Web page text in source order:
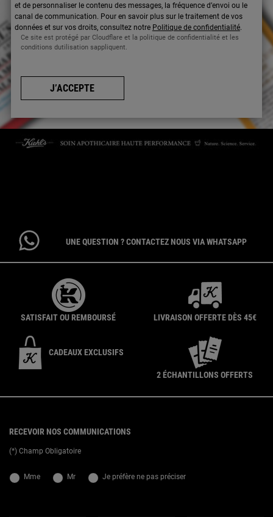
et de personnaliser le contenu des messages, la fréquence d’envoi ou le
canal de communication. Pour en savoir plus sur le traitement de vos
données et sur vos droits, consultez notre Politique de confidentialité.
Ce site est protégé par Cloudflare et la politique de confidentialité et les
conditions dutilisation sappliquent.
J’ACCEPTE
UNE QUESTION ? CONTACTEZ NOUS VIA WHATSAPP
SATISFAIT OU REMBOURSÉ LIVRAISON OFFERTE DÈS 45€
CADEAUX EXCLUSIFS
2 ÉCHANTILLONS OFFERTS
RECEVOIR NOS COMMUNICATIONS
(*) Champ Obligatoire
newslettersignup.title.legend
Mme Mr Je préfère ne pas préciser